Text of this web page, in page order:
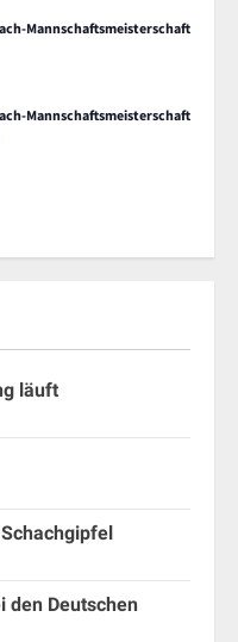
Mannschaftsmeisterschaft
Mannschaftsmeisterschaft
läuft
den Deutschen